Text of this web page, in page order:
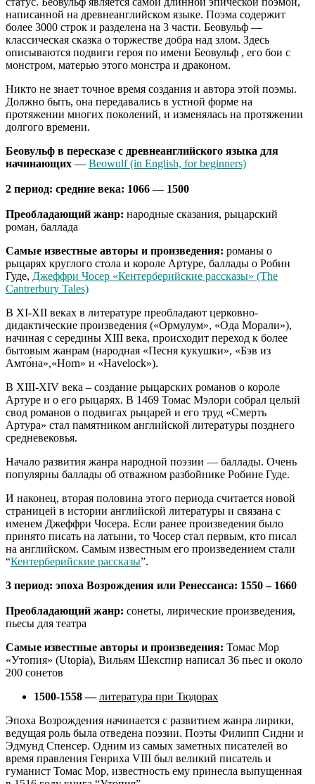
написанной на древнеанглийском языке. Поэма содержит
более 3000 строк и разделена на 3 части. Беовульф —
классическая сказка о торжестве добра над злом. Здесь
описываются подвиги героя по имени Беовульф , его бои с
монстром, матерью этого монстра и драконом.
Никто не знает точное время создания и автора этой поэмы.
Должно быть, она передавались в устной форме на
протяжении многих поколений, и изменялась на протяжении
долгого времени.
Беовульф в пересказе с древнеанглийского языка для
начинающих — Beowulf (in English, for beginners)
2 период: средние века: 1066 — 1500
Преобладающий жанр: народные сказания, рыцарский
роман, баллада
Самые известные авторы и произведения: романы о
рыцарях круглого стола и короле Артуре, баллады о Робин
Гуде, Джеффри Чосер «Кентерберийские рассказы» (The
Cantrerbury Tales)
В XI-XII веках в литературе преобладают церковно-
дидактические произведения («Ормулум», «Ода Морали»),
начиная с середины XIII века, происходит переход к более
бытовым жанрам (народная «Песня кукушки», «Бэв из
Амто́на»,«Horn» и «Havelock»).
В XIII-XIV века – создание рыцарских романов о короле
Артуре и о его рыцарях. В 1469 Томас Мэлори собрал целый
свод романов о подвигах рыцарей и его труд «Смерть
Артура» стал памятником английской литературы позднего
средневековья.
Начало развития жанра народной поэзии — баллады. Очень
популярны баллады об отважном разбойнике Робине Гуде.
И наконец, вторая половина этого периода считается новой
страницей в истории английской литературы и связана с
именем Джеффри Чосера. Если ранее произведения было
принято писать на латыни, то Чосер стал первым, кто писал
на английском. Самым известным его произведением стали
“Кентерберийские рассказы”.
3 период: эпоха Возрождения или Ренессанса: 1550 – 1660
Преобладающий жанр: сонеты, лирические произведения,
пьесы для театра
Самые известные авторы и произведения: Томас Мор
«Утопия» (Utopia), Вильям Шекспир написал 36 пьес и около
200 сонетов
1500-1558 —литература при Тюдорах
Эпоха Возрождения начинается с развитием жанра лирики,
ведущая роль была отведена поэзии. Поэты Филипп Сидни и
Эдмунд Спенсер. Одним из самых заметных писателей во
время правления Генриха VIII был великий писатель и
гуманист Томас Мор, известность ему принесла выпущенная